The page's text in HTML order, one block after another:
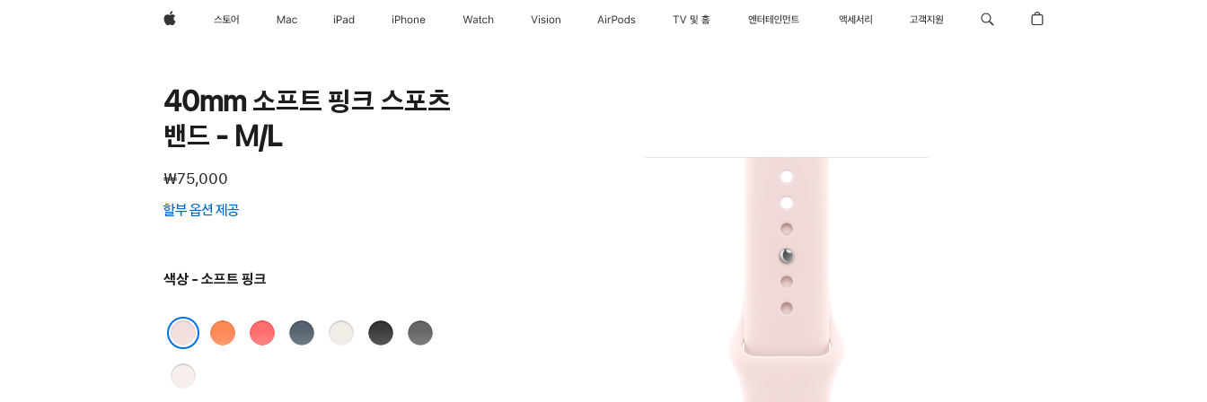
Apple스토어 Mac iPad iPhone Watch Vision AirPods TV 및 홈 엔터테인먼트 액세서리 고객지원
40mm 소프트 핑크 스포츠
밴드 - M/L
₩75,000
할부 옵션 제공
색상 - 소프트 핑크
클레멘타인브라이트앵커
스타라이트블랙
스톤
라이트